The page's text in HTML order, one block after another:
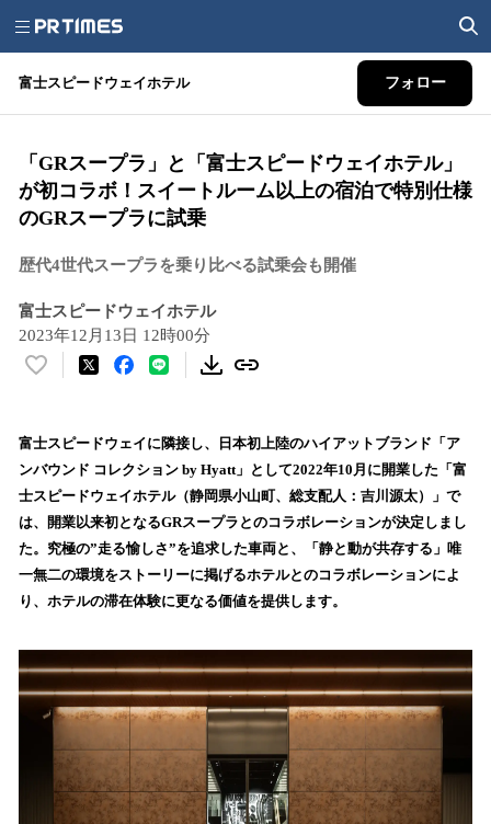
富士スピードウェイホテル フォロー
「GRスープラ」と「富士スピードウェイホテル」
が初コラボ！スイートルーム以上の宿泊で特別仕様
のGRスープラに試乗
歴代4世代スープラを乗り比べる試乗会も開催
富士スピードウェイホテル
2023年12月13日 12時00分
い
！
数
を
読
み
込
み
中
す
富士スピードウェイに隣接し、日本初上陸のハイアットブランド「ア
ンバウンド コレクション by Hyatt」として2022年10月に開業した「富
士スピードウェイホテル（静岡県小山町、総支配人：吉川源太）」で
は、開業以来初となるGRスープラとのコラボレーションが決定しまし
た。究極の”走る愉しさ”を追求した車両と、「静と動が共存する」唯
一無二の環境をストーリーに掲げるホテルとのコラボレーションによ
り、ホテルの滞在体験に更なる価値を提供します。